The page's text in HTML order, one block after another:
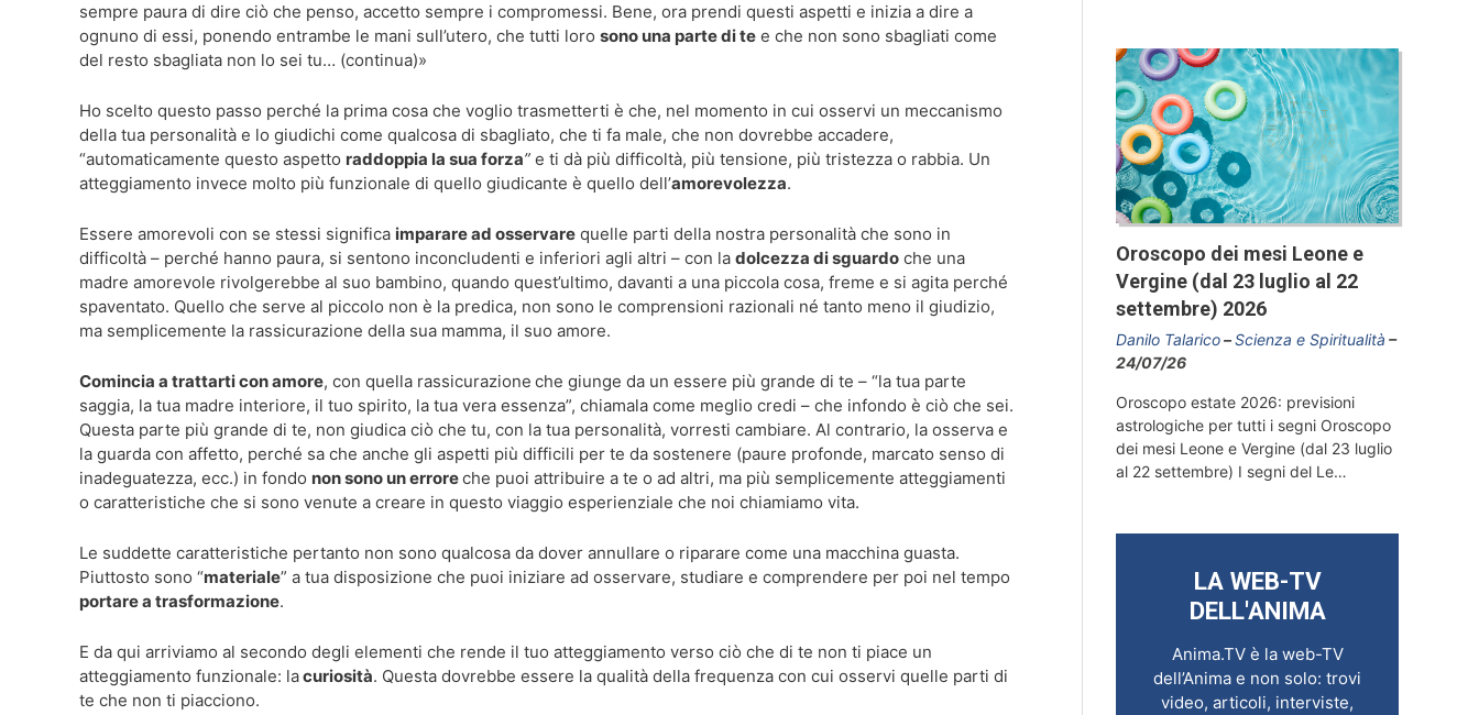
sempre paura di dire ciò che penso, accetto sempre i compromessi. Bene, ora prendi questi aspetti e inizia a dire a
ognuno di essi, ponendo entrambe le mani sull’utero, che tutti loro sono una parte di te e che non sono sbagliati come
del resto sbagliata non lo sei tu… (continua)»
Ho scelto questo passo perché la prima cosa che voglio trasmetterti è che, nel momento in cui osservi un meccanismo
della tua personalità e lo giudichi come qualcosa di sbagliato, che ti fa male, che non dovrebbe accadere,
“automaticamente questo aspetto raddoppia la sua forza” e ti dà più difficoltà, più tensione, più tristezza o rabbia. Un
atteggiamento invece molto più funzionale di quello giudicante è quello dell’amorevolezza.
Essere amorevoli con se stessi significa imparare ad osservare quelle parti della nostra personalità che sono in
difficoltà – perché hanno paura, si sentono inconcludenti e inferiori agli altri – con la dolcezza di sguardo che una
madre amorevole rivolgerebbe al suo bambino, quando quest’ultimo, davanti a una piccola cosa, freme e si agita perché
spaventato. Quello che serve al piccolo non è la predica, non sono le comprensioni razionali né tanto meno il giudizio,
ma semplicemente la rassicurazione della sua mamma, il suo amore.
Comincia a trattarti con amore, con quella rassicurazione che giunge da un essere più grande di te – “la tua parte
saggia, la tua madre interiore, il tuo spirito, la tua vera essenza”, chiamala come meglio credi – che infondo è ciò che sei.
Questa parte più grande di te, non giudica ciò che tu, con la tua personalità, vorresti cambiare. Al contrario, la osserva e
la guarda con affetto, perché sa che anche gli aspetti più difficili per te da sostenere (paure profonde, marcato senso di
inadeguatezza, ecc.) in fondo non sono un erroreche puoi attribuire a te o ad altri, ma più semplicemente atteggiamenti
o caratteristiche che si sono venute a creare in questo viaggio esperienziale che noi chiamiamo vita.
Le suddette caratteristiche pertanto non sono qualcosa da dover annullare o riparare come una macchina guasta.
Piuttosto sono “materiale” a tua disposizione che puoi iniziare ad osservare, studiare e comprendere per poi nel tempo
portare a trasformazione.
E da qui arriviamo al secondo degli elementi che rende il tuo atteggiamento verso ciò che di te non ti piace un
atteggiamento funzionale: lacuriosità. Questa dovrebbe essere la qualità della frequenza con cui osservi quelle parti di
te che non ti piacciono.
Oroscopo dei mesi Leone e
Vergine (dal 23 luglio al 22
settembre) 2026
Danilo Talarico
Scienza e Spiritualità
24/07/26
Oroscopo estate 2026: previsioni
astrologiche per tutti i segni Oroscopo
dei mesi Leone e Vergine (dal 23 luglio
al 22 settembre) I segni del Le…
LA WEB-TV
DELL'ANIMA
Anima.TV è la web-TV
dell’Anima e non solo: trovi
video, articoli, interviste,